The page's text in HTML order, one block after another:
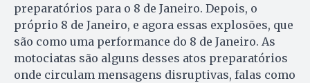
preparatórios para o 8 de Janeiro. Depois, o
próprio 8 de Janeiro, e agora essas explosões, que
são como uma performance do 8 de Janeiro. As
motociatas são alguns desses atos preparatórios
onde circulam mensagens disruptivas, falas como